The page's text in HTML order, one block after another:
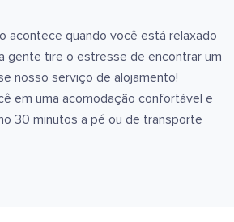
acontece quando você está relaxado
gente tire o estresse de encontrar um
nosso serviço de alojamento!
em uma acomodação confortável e
30 minutos a pé ou de transporte